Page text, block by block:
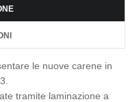
le nuove carene in
tramite laminazione a